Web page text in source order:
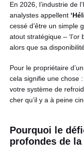
En 2026, l’industrie de
analystes appellent
cessé d’être un simple
atout stratégique –
alors que sa
Pour le propriétaire d’un
cela signifie une chose
votre système de
cher qu’il y a à peine
Pourquoi le
profondes de